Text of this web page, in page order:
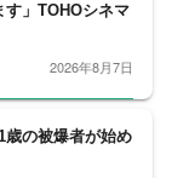
す」TOHOシネマ
2026年8月7日
歳の被爆者が始め